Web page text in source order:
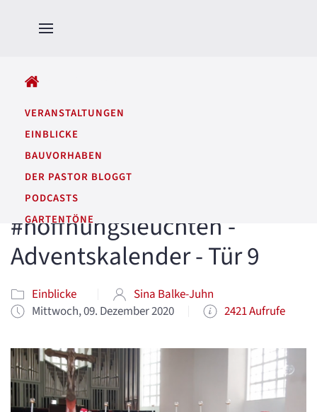
VERANSTALTUNGEN
EINBLICKE
BAUVORHABEN
DER PASTOR BLOGGT
PODCASTS
GARTENTÖNE
#hoffnungsleuchten -
Adventskalender - Tür 9
Einblicke
Sina Balke-Juhn
Mittwoch, 09. Dezember 2020
2421 Aufrufe